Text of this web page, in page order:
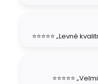
⭐⭐⭐⭐⭐ „Levné
⭐⭐⭐⭐⭐